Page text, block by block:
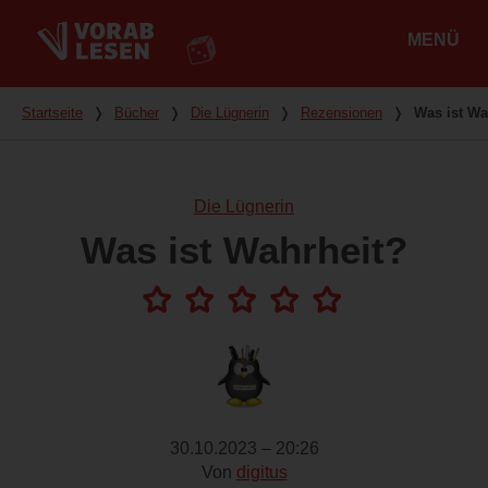
MENÜ
Du bist hier
Startseite ❭ Bücher ❭ Die Lügnerin ❭ Rezensionen ❭ Was ist
Die Lügnerin
Was ist Wahrheit?
30.10.2023 – 20:26
Von digitus